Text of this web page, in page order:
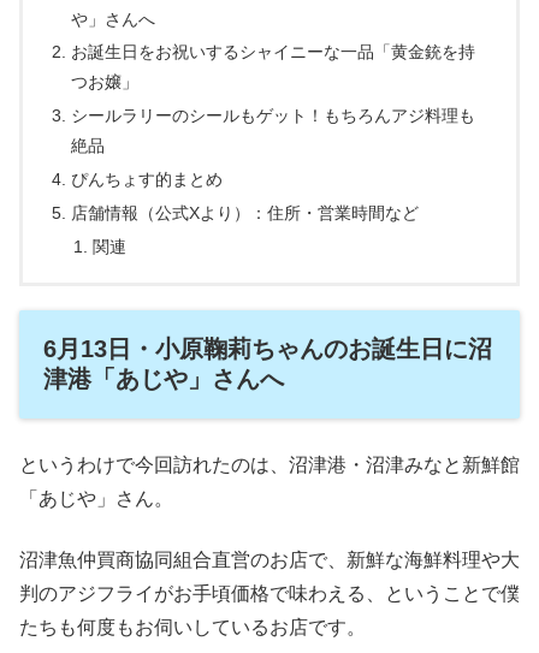
や」さんへ
お誕生日をお祝いするシャイニーな一品「黄金銃を持
つお嬢」
シールラリーのシールもゲット！もちろんアジ料理も
絶品
ぴんちょす的まとめ
店舗情報（公式Xより）：住所・営業時間など
関連
6月13日・小原鞠莉ちゃんのお誕生日に沼
津港「あじや」さんへ
というわけで今回訪れたのは、沼津港・沼津みなと新鮮館
「あじや」さん。
沼津魚仲買商協同組合直営のお店で、新鮮な海鮮料理や大
判のアジフライがお手頃価格で味わえる、ということで僕
たちも何度もお伺いしているお店です。